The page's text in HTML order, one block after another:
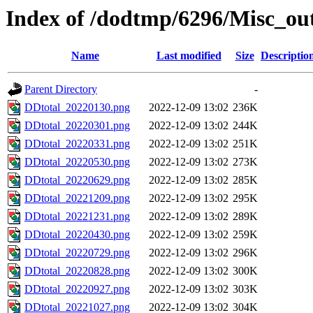
Index of /dodtmp/6296/
Name Last modified Size
Parent Directory
-
DDtotal_20220130.png
2022-12-09 13:02 236K
DDtotal_20220301.png
2022-12-09 13:02 244K
DDtotal_20220331.png
2022-12-09 13:02 251K
DDtotal_20220530.png
2022-12-09 13:02 273K
DDtotal_20220629.png
2022-12-09 13:02 285K
DDtotal_20221209.png
2022-12-09 13:02 295K
DDtotal_20221231.png
2022-12-09 13:02 289K
DDtotal_20220430.png
2022-12-09 13:02 259K
DDtotal_20220729.png
2022-12-09 13:02 296K
DDtotal_20220828.png
2022-12-09 13:02 300K
DDtotal_20220927.png
2022-12-09 13:02 303K
DDtotal_20221027.png
2022-12-09 13:02 304K